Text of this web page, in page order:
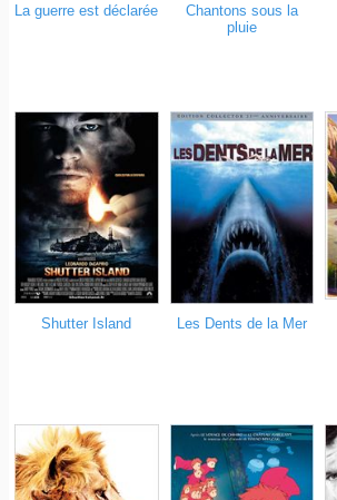
La guerre est déclarée
Chantons sous la
pluie
Shutter Island Les Dents de la Mer